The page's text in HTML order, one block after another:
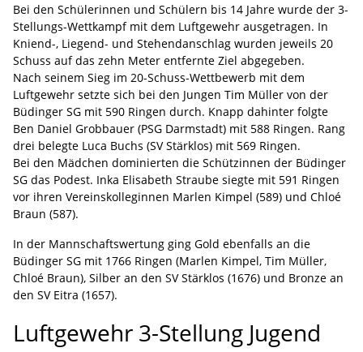
Bei den Schülerinnen und Schülern bis 14 Jahre wurde der 3-
Stellungs-Wettkampf mit dem Luftgewehr ausgetragen. In
Kniend-, Liegend- und Stehendanschlag wurden jeweils 20
Schuss auf das zehn Meter entfernte Ziel abgegeben.
Nach seinem Sieg im 20-Schuss-Wettbewerb mit dem
Luftgewehr setzte sich bei den Jungen Tim Müller von der
Büdinger SG mit 590 Ringen durch. Knapp dahinter folgte
Ben Daniel Grobbauer (PSG Darmstadt) mit 588 Ringen. Rang
drei belegte Luca Buchs (SV Stärklos) mit 569 Ringen.
Bei den Mädchen dominierten die Schützinnen der Büdinger
SG das Podest. Inka Elisabeth Straube siegte mit 591 Ringen
vor ihren Vereinskolleginnen Marlen Kimpel (589) und Chloé
Braun (587).
In der Mannschaftswertung ging Gold ebenfalls an die
Büdinger SG mit 1766 Ringen (Marlen Kimpel, Tim Müller,
Chloé Braun), Silber an den SV Stärklos (1676) und Bronze an
den SV Eitra (1657).
Luftgewehr 3-Stellung Jugend